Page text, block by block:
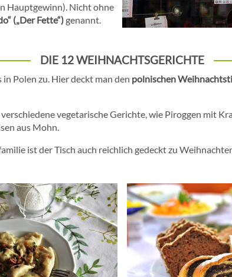
Hauptgewinn). Nicht ohne
(„Der Fette“) genannt.
DIE 12 WEIHNACHTSGERICHTE
Polen zu. Hier deckt man den polnischen
vegetarische Gerichte, wie Piroggen mit
aus Mohn.
ist der Tisch auch reichlich gedeckt zu